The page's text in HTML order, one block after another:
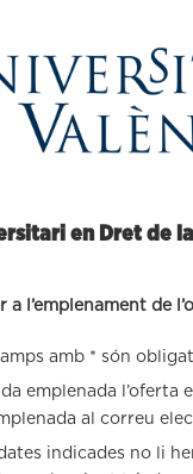
en Dret de
a l’emplenament de
amb * són
emplenada
al correu
indicades no li